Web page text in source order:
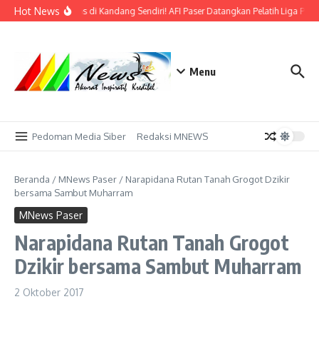
Lewati ke konten
Hot NewsBidik Emas di Kandang Sendiri! AFI Paser Datangkan Pelatih Liga
Menu
Pedoman Media Siber Redaksi MNEWS
Beranda / MNews Paser / Narapidana Rutan Tanah Grogot Dzikir
bersama Sambut Muharram
MNews Paser
Narapidana Rutan Tanah Grogot
Dzikir bersama Sambut Muharram
2 Oktober 2017